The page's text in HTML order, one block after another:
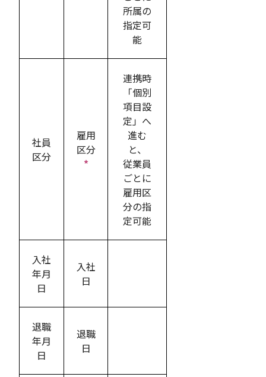
所属の
指定可
能
社員
区分
雇用
区分
*
連携時
「個別
項目設
定」へ
進む
と、
従業員
ごとに
雇用区
分の指
定可能
入社
年月
日
入社
日
退職
年月
日
退職
日